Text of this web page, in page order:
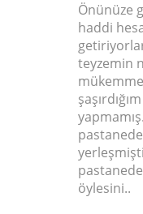
Önünüze
haddi
teyzemin
öylesini..